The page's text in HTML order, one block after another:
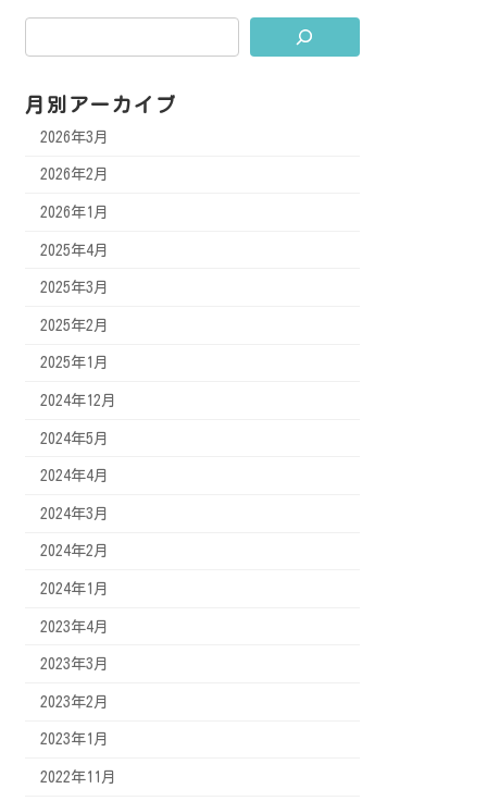
月別アーカイブ
2026年3月
2026年2月
2026年1月
2025年4月
2025年3月
2025年2月
2025年1月
2024年12月
2024年5月
2024年4月
2024年3月
2024年2月
2024年1月
2023年4月
2023年3月
2023年2月
2023年1月
2022年11月